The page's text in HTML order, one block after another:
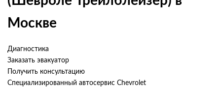
Москве
Диагностика
Заказать эвакуатор
Получить консультацию
Специализированный автосервис Chevrolet